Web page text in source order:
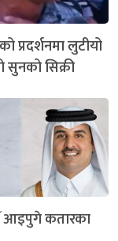
प्रदर्शनमा लुटीयो
सुनको सिक्री
आइपुगे कतारका